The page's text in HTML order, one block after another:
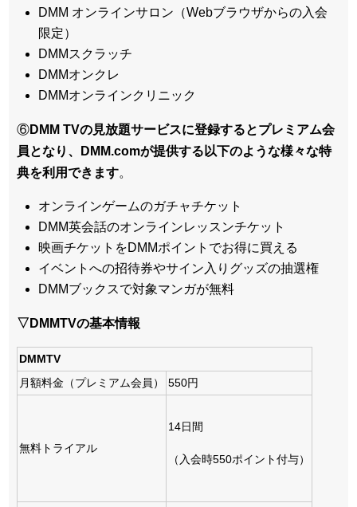
DMM オンラインサロン（Webブラウザからの入会
限定）
DMMスクラッチ
DMMオンクレ
DMMオンラインクリニック
⑥DMM TVの見放題サービスに登録するとプレミアム会
員となり、DMM.comが提供する以下のような様々な特
典を利用できます。
オンラインゲームのガチャチケット
DMM英会話のオンラインレッスンチケット
映画チケットをDMMポイントでお得に買える
イベントへの招待券やサイン入りグッズの抽選権
DMMブックスで対象マンガが無料
▽DMMTVの基本情報
DMMTV
月額料金（プレミアム会員）
550円
無料トライアル
14日間
（入会時550ポイント付与）